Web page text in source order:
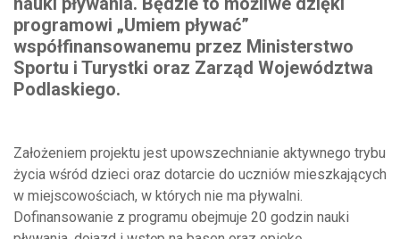
programowi „Umiem pływać”
współfinansowanemu przez Ministerstwo
Sportu i Turystki oraz Zarząd Województwa
Podlaskiego.
Założeniem projektu jest upowszechnianie aktywnego trybu
życia wśród dzieci oraz dotarcie do uczniów mieszkających
w miejscowościach, w których nie ma pływalni.
Dofinansowanie z programu obejmuje 20 godzin nauki